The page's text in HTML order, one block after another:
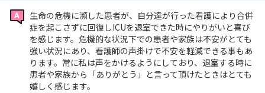
生命の危機に瀕した患者が、自分達が行った看護により合併
症を起こさずに回復しICUを退室できた時にやりがいと喜び
を感じます。危機的な状況下での患者や家族は不安がとても
強い状況にあり、看護師の声掛けで不安を軽減できる事もあ
ります。常に私は声をかけるようにしており、退室する時に
患者や家族から「ありがとう」と言って頂けたときはとても
嬉しく感じます。